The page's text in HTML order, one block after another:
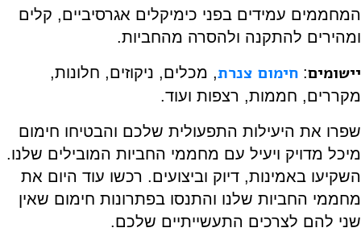
המחממים עמידים בפני כימיקלים אגרסיביים, קלים
ומהירים להתקנה ולהסרה מהחביות.
יישומים: חימום צנרת, מכלים, ניקוזים, חלונות,
מקררים, חממות, רצפות ועוד.
שפרו את היעילות התפעולית שלכם והבטיחו חימום
מיכל מדויק ויעיל עם מחממי החביות המובילים שלנו.
השקיעו באמינות, דיוק וביצועים. רכשו עוד היום את
מחממי החביות שלנו והתנסו בפתרונות חימום שאין
שני להם לצרכים התעשייתיים שלכם.